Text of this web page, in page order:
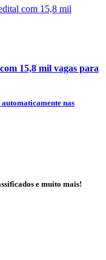
15,8 mil vagas para
nas
e muito mais!